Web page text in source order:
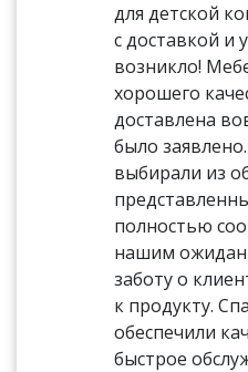
для детской
с доставкой и
возникло!
хорошего
доставлена
было
выбирали из
полностью
нашим
заботу о
к продукту.
обеспечили
быстрое